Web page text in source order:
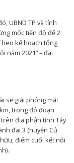
UBND TP và tỉnh
mốc tiến độ để 2
kế hoạch tổng
năm 2021” – đại
sẽ giải phóng mặt
trong đó đoạn
trên địa phận tỉnh Tây
đai 3 (huyện Củ
điểm cuối kết nối